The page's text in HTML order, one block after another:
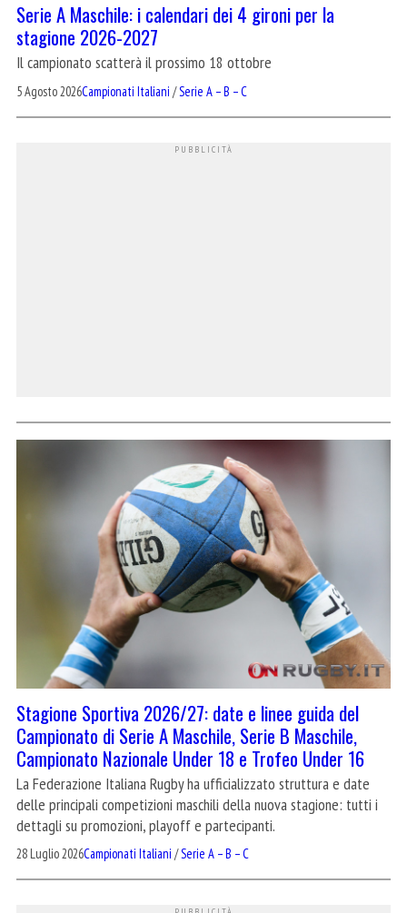
Serie A Maschile: i calendari dei 4 gironi per la
stagione 2026-2027
Il campionato scatterà il prossimo 18 ottobre
5 Agosto 2026Campionati Italiani /Serie A – B – C
Stagione Sportiva 2026/27: date e linee guida del
Campionato di Serie A Maschile, Serie B Maschile,
Campionato Nazionale Under 18 e Trofeo Under 16
La Federazione Italiana Rugby ha ufficializzato struttura e date
delle principali competizioni maschili della nuova stagione: tutti i
dettagli su promozioni, playoff e partecipanti.
28 Luglio 2026Campionati Italiani /Serie A – B – C